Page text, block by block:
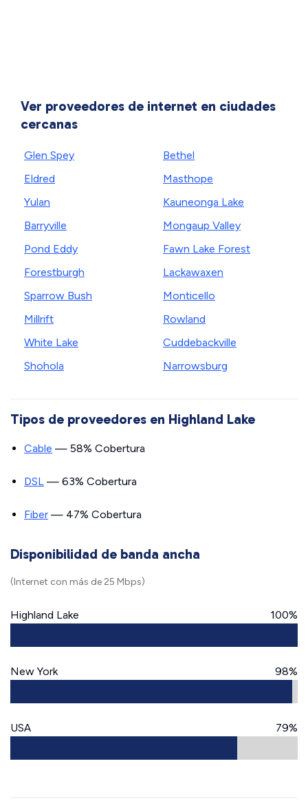
Ver proveedores de internet en ciudades
cercanas
Glen Spey
Eldred
Yulan
Barryville
Pond Eddy
Forestburgh
Sparrow Bush
Millrift
White Lake
Shohola
Bethel
Masthope
Kauneonga Lake
Mongaup Valley
Fawn Lake Forest
Lackawaxen
Monticello
Rowland
Cuddebackville
Narrowsburg
Tipos de proveedores en Highland Lake
Cable — 58% Cobertura
DSL — 63% Cobertura
Fiber — 47% Cobertura
Disponibilidad de banda ancha
(Internet con más de 25 Mbps)
Highland Lake 100%
New York 98%
USA 79%